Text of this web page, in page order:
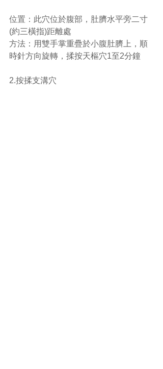
位置：此穴位於腹部，肚臍水平旁二寸
(約三橫指)距離處
方法：用雙手掌重疊於小腹肚臍上，順
時針方向旋轉，揉按天樞穴1至2分鐘
2.按揉支溝穴